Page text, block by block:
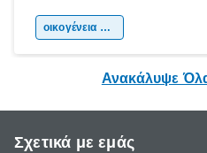
χώρας. Είτε πρόκειται για
οικογένεια & παιδί
Ανακάλυψε
Σχετικά με εμάς